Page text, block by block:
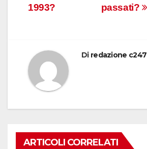
passati?
1993?
Di redazione c247
ARTICOLI CORRELATI